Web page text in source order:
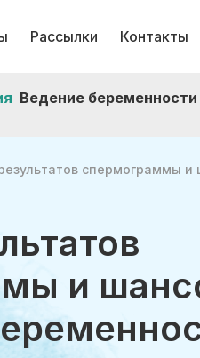
Ведение беременности
Рассылки Контакты
спермограммы
и